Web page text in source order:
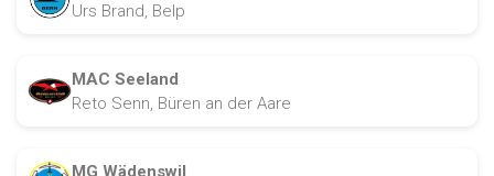
Urs Brand, Belp
MAC Seeland
Reto Senn, Büren an der Aare
MG Wädenswil